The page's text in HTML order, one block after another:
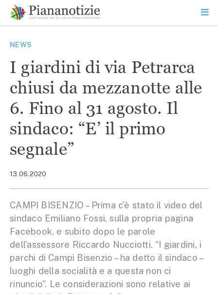
contenuto
SEARCH
NEWS
I giardini di via Petrarca
chiusi da mezzanotte alle
6. Fino al 31 agosto. Il
sindaco: “E’ il primo
segnale”
13.06.2020
CAMPI BISENZIO – Prima c’è stato il video del
sindaco Emiliano Fossi, sulla propria pagina
Facebook, e subito dopo le parole
dell’assessore Riccardo Nucciotti. “I giardini, i
parchi di Campi Bisenzio – ha detto il sindaco –
luoghi della socialità e a questa non ci
rinuncio”. Le considerazioni sono relative ai